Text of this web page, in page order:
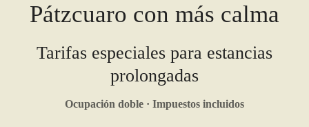
Pátzcuaro con más calma
Tarifas especiales para estancias
prolongadas
Ocupación doble · Impuestos incluidos